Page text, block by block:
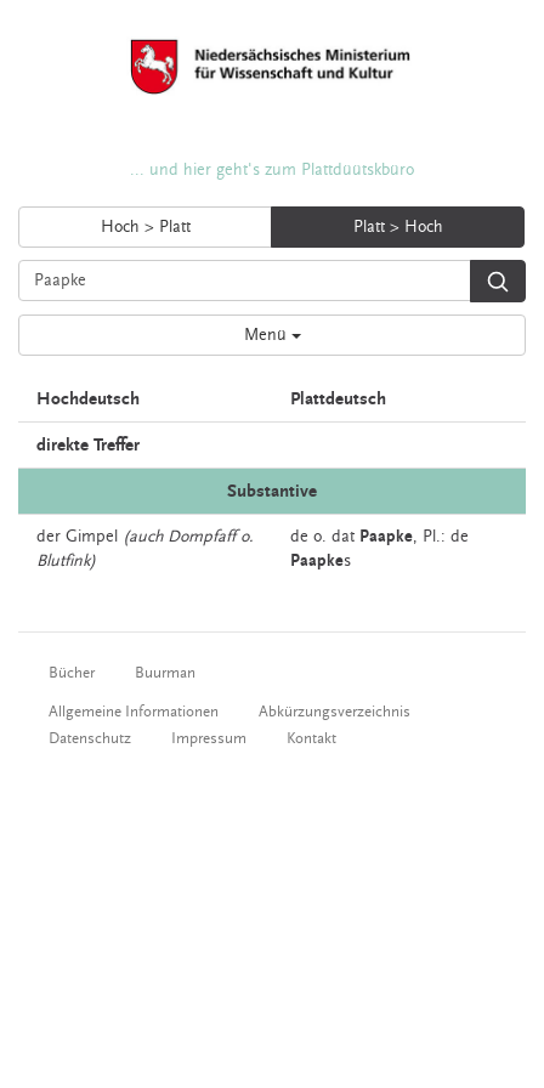
... und hier geht's zum Plattdüütskbüro
Hoch > Platt Platt > Hoch
Menü
Hochdeutsch Plattdeutsch
direkte Treffer
Substantive
der Gimpel
(auch Dompfaff o.
Blutfink)
de o. dat Paapke, Pl.: de
Paapkes
Bücher Buurman
Allgemeine Informationen
Abkürzungsverzeichnis
Datenschutz
Impressum Kontakt